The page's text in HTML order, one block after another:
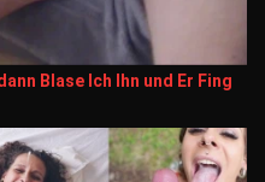
Blase Ich Ihn und Er Fing